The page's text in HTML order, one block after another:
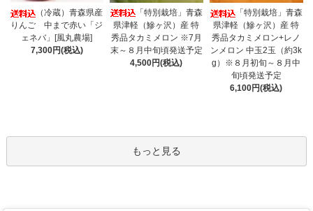
（冷蔵）青森県産
りんご 中まで赤い「ジ
ェネバ」[風丸農場]
7,300円(税込)
「特別栽培」青森
県津軽（鰺ヶ沢）産 特
秀品タカミメロン ※7月
末～８月中旬頃発送予定
4,500円(税込)
「特別栽培」青森
県津軽（鰺ヶ沢）産 特
秀品タカミメロン+レノ
ンメロン 中玉2玉（約3k
g）※８月初旬～８月中
旬頃発送予定
6,100円(税込)
もっと見る